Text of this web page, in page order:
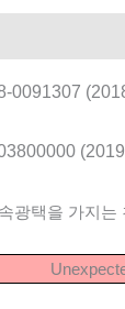
0091307
광택을 가지